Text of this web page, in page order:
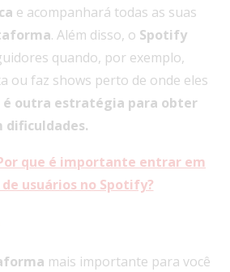
e acompanhará todas as suas
. Além disso, o Spotify
quando, por exemplo,
ou faz shows perto de onde eles
é outra estratégia para obter
dificuldades.
que é importante entrar em
usuários no Spotify?
mais importante para você